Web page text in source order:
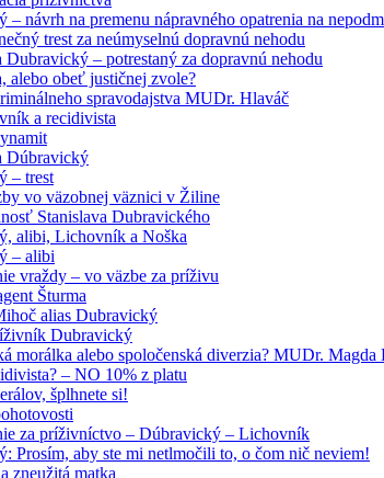
– návrh na premenu nápravného opatrenia na
trest za neúmyselnú dopravnú nehodu
Dubravický – potrestaný za dopravnú nehodu
alebo obeť justičnej zvole?
spravodajstva MUDr. Hlaváč
a recidivista
Dúbravický
– trest
vo väzobnej väznici v Žiline
Stanislava Dubravického
alibi, Lichovník a Noška
– alibi
vraždy – vo väzbe za príživu
Šturma
alias Dubravický
Dubravický
morálka alebo spoločenská diverzia? MUDr. Magda
– NO 10% z platu
šplhnete si!
za príživníctvo – Dúbravický – Lichovník
Prosím, aby ste mi netlmočili to, o čom nič neviem!
zneužitá matka